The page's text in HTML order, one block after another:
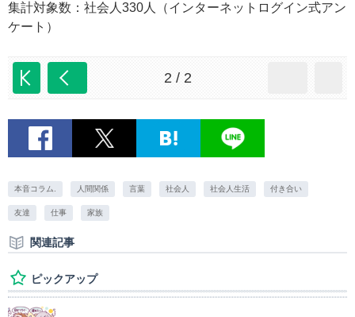
集計対象数：社会人330人（インターネットログイン式アン
ケート）
2 / 2
本音コラム. 人間関係 言葉 社会人 社会人生活 付き合い
友達 仕事 家族
関連記事
ピックアップ